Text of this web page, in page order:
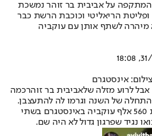
המתקפה על אביבית בר זוהר נמשכת
הריאליטי וכוכבת הרשת כבר
לשתף אותן עם עוקביה
31/
אינסטגרם
לרוע מזלה שלאביבית בר זוהרכמה
של השנה וגרמו לה להתעצבן.
שיתפה את 560 אלף עוקביה באינסטגרם בשתי
נגיד שפרגון גדול לא היה שם.